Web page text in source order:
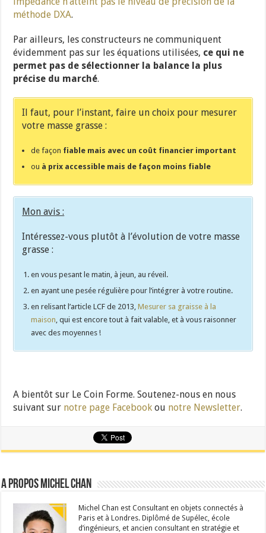
méthode DXA.
Par ailleurs, les constructeurs ne communiquent
évidemment pas sur les équations utilisées, ce qui ne
permet pas de sélectionner la balance la plus
précise du marché.
Il faut, pour l’instant, faire un choix pour mesurer
votre masse grasse :
de façon fiable mais avec un coût financier important
ou à prix accessible mais de façon moins fiable
Mon avis :
Intéressez-vous plutôt à l’évolution de votre masse
grasse :
en vous pesant le matin, à jeun, au réveil.
en ayant une pesée régulière pour l’intégrer à votre routine.
en relisant l’article LCF de 2013,Mesurer sa graisse à la
maison, qui est encore tout à fait valable, et à vous raisonner
avec des moyennes !
A bientôt sur Le Coin Forme. Soutenez-nous en nous
suivant sur notre page Facebook ou notre Newsletter.
A propos Michel Chan
Michel Chan est Consultant en objets connectés à
Paris et à Londres. Diplômé de Supélec, école
d’ingénieurs, et ancien consultant en stratégie et